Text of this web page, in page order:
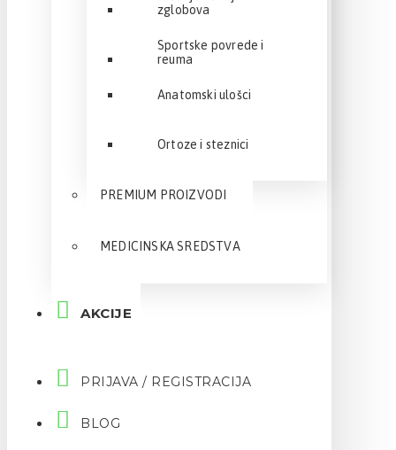
zglobova
Sportske povrede i
reuma
Anatomski ulošci
Ortoze i steznici
PREMIUM PROIZVODI
MEDICINSKA SREDSTVA
AKCIJE
PRIJAVA / REGISTRACIJA
BLOG